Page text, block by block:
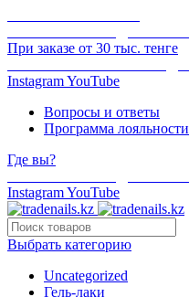
При заказе от 30 тыс. тенге
InstagramYouTube
Вопросы и ответы
Программа лояльности
Где вы?
InstagramYouTube
Выбрать категорию
Uncategorized
Гель-лаки